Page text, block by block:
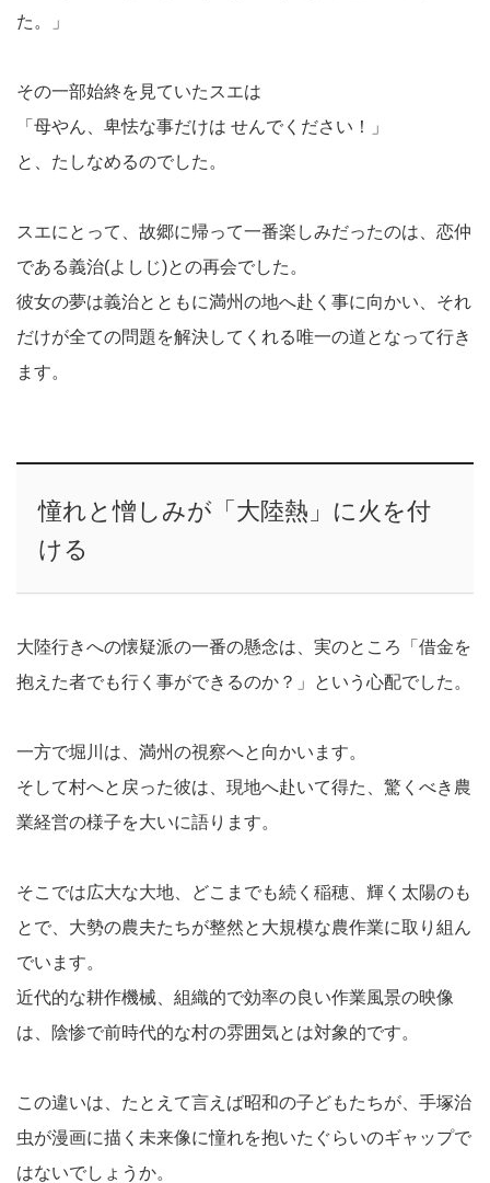
た。」
その一部始終を見ていたスエは
「母やん、卑怯な事だけは せんでください！」
と、たしなめるのでした。
スエにとって、故郷に帰って一番楽しみだったのは、恋仲
である義治(よしじ)との再会でした。
彼女の夢は義治とともに満州の地へ赴く事に向かい、それ
だけが全ての問題を解決してくれる唯一の道となって行き
ます。
憧れと憎しみが「大陸熱」に火を付
ける
大陸行きへの懐疑派の一番の懸念は、実のところ「借金を
抱えた者でも行く事ができるのか？」という心配でした。
一方で堀川は、満州の視察へと向かいます。
そして村へと戻った彼は、現地へ赴いて得た、驚くべき農
業経営の様子を大いに語ります。
そこでは広大な大地、どこまでも続く稲穂、輝く太陽のも
とで、大勢の農夫たちが整然と大規模な農作業に取り組ん
でいます。
近代的な耕作機械、組織的で効率の良い作業風景の映像
は、陰惨で前時代的な村の雰囲気とは対象的です。
この違いは、たとえて言えば昭和の子どもたちが、手塚治
虫が漫画に描く未来像に憧れを抱いたぐらいのギャップで
はないでしょうか。